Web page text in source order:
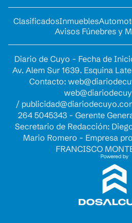
ClasificadosInmuebles
Avisos Fúnebres y
Diario de Cuyo - Fecha de
Av. Alem Sur 1639. Esquina
Contacto:
/
264 5045343 - Gerente
Secretario de Redacción:
Mario Romero - Empresa
FRANCISCO